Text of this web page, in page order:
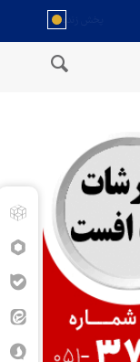
را با موشک